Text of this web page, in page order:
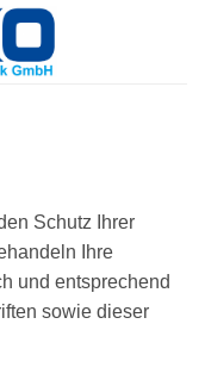
Schutz Ihrer
Ihre
und entsprechend
sowie dieser